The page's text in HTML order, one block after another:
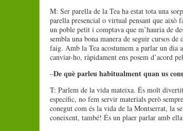
M: Ser parella de la Tea ha estat tota una
parella presencial o virtual pensant que això
un poble petit i comptava que m’hauria de
sembla una bona manera de seguir cursos
faig. Amb la Tea acostumem a parlar un dia
canviar-ho, ràpidament ens posem d’acord
–De què parleu habitualment quan us
T: Parlem de la vida mateixa. És molt
específic, no fem servir materials però
conegut com és la vida de la Montserrat, la
coneixent, també! És un plaer parlar amb